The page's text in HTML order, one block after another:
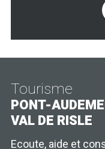
Tourisme
PONT-
VAL DE RISLE
Ecoute, aide et